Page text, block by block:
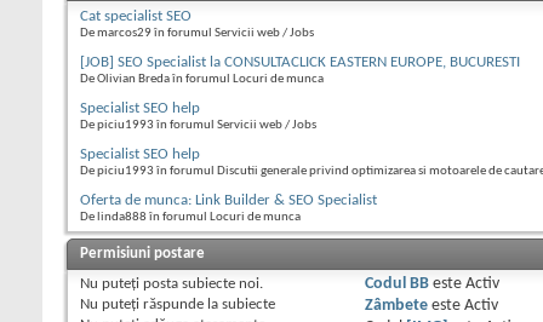
Cat specialist SEO
De marcos29 în forumul Servicii web / Jobs
[JOB] SEO Specialist la CONSULTACLICK EASTERN EUROPE, BUCURESTI
De Olivian Breda în forumul Locuri de munca
Specialist SEO help
De piciu1993 în forumul Servicii web / Jobs
Specialist SEO help
De piciu1993 în forumul Discutii generale privind optimizarea si motoarele de
Oferta de munca: Link Builder & SEO Specialist
De linda888 în forumul Locuri de munca
Permisiuni postare
Nu puteţi posta subiecte noi.
Nu puteţi răspunde la subiecte
Codul BBeste Activ
Zâmbeteeste Activ